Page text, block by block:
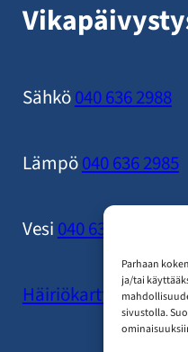
Parhaan
ja/tai
sivustolla.
Sähkö040 636 2988
Lämpö040 636 2985
Vesi 040 636 2989
Häiriökartta